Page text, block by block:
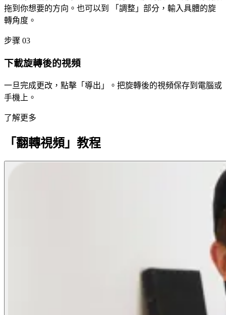
拖到你想要的方向。也可以到 「調整」部分，輸入具體的旋
轉角度。
步骤 03
下載旋轉後的視頻
一旦完成更改，點擊「導出」。把旋轉後的視頻保存到電腦或
手機上。
了解更多
「翻轉視頻」教程